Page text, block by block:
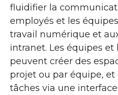
fluidifier la
employés et les
travail numérique et
intranet. Les équipes et
peuvent créer des
projet ou par équipe, et
tâches via une interface